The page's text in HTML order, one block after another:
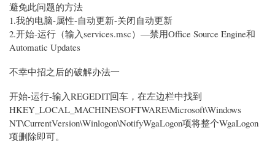
避免此问题的方法
1.我的电脑-属性-自动更新-关闭自动更新
2.开始-运行（输入services.msc）—禁用Office Source Engine和
Automatic Updates
不幸中招之后的破解办法一
开始-运行-输入REGEDIT回车，在左边栏中找到
HKEY_LOCAL_MACHINE\SOFTWARE\Microsoft\Windows
NT\CurrentVersion\Winlogon\NotifyWgaLogon项将整个WgaLogon
项删除即可。